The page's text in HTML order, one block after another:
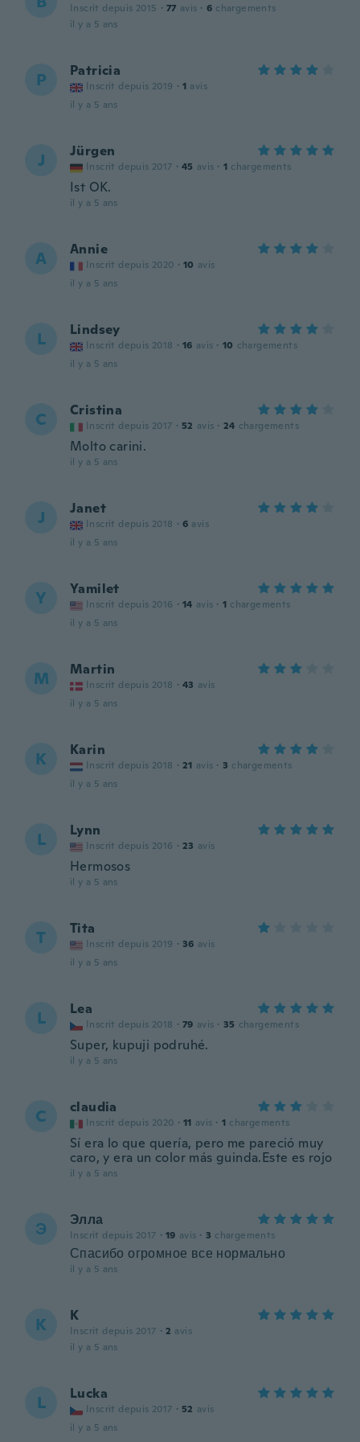
Inscrit depuis 2015 · 77 avis · 6 chargements
il y a 5 ans
P Patricia
Inscrit depuis 2019 · 1 avis
il y a 5 ans
J Jürgen
Inscrit depuis 2017 · 45 avis · 1 chargements
Ist OK.
il y a 5 ans
A Annie
Inscrit depuis 2020 · 10 avis
il y a 5 ans
L Lindsey
Inscrit depuis 2018 · 16 avis · 10 chargements
il y a 5 ans
C Cristina
Inscrit depuis 2017 · 52 avis · 24 chargements
Molto carini.
il y a 5 ans
J Janet
Inscrit depuis 2018 · 6 avis
il y a 5 ans
Y Yamilet
Inscrit depuis 2016 · 14 avis · 1 chargements
il y a 5 ans
M Martin
Inscrit depuis 2018 · 43 avis
il y a 5 ans
K Karin
Inscrit depuis 2018 · 21 avis · 3 chargements
il y a 5 ans
L Lynn
Inscrit depuis 2016 · 23 avis
Hermosos
il y a 5 ans
T Tita
Inscrit depuis 2019 · 36 avis
il y a 5 ans
L Lea
Inscrit depuis 2018 · 79 avis · 35 chargements
Super, kupuji podruhé.
il y a 5 ans
C claudia
Inscrit depuis 2020 · 11 avis · 1 chargements
Sí era lo que quería, pero me pareció muy
caro, y era un color más guinda.Este es rojo
il y a 5 ans
Э Элла
Inscrit depuis 2017 · 19 avis · 3 chargements
Спасибо огромное все нормально
il y a 5 ans
K K
Inscrit depuis 2017 · 2 avis
il y a 5 ans
L Lucka
Inscrit depuis 2017 · 52 avis
il y a 5 ans